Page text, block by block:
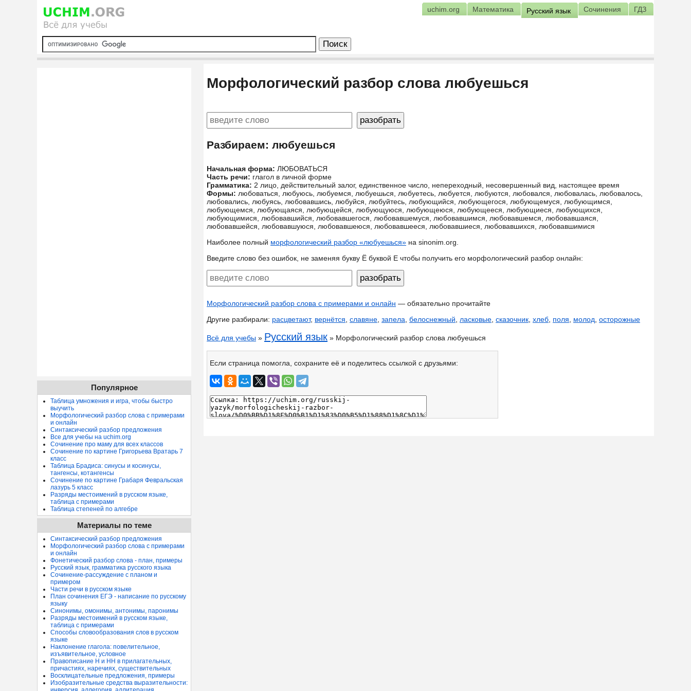
uchim.org Математика Русский язык Сочинения ГДЗ
Морфологический разбор слова любуешься
Разбираем: любуешься
Начальная форма: ЛЮБОВАТЬСЯ
Часть речи: глагол в личной форме
Грамматика: 2 лицо, действительный залог, единственное число, непереходный, несовершенный вид, настоящее время
Формы: любоваться, любуюсь, любуемся, любуешься, любуетесь, любуется, любуются, любовался, любовалась, любовалось,
любовались, любуясь, любовавшись, любуйся, любуйтесь, любующийся, любующегося, любующемуся, любующимся,
любующемся, любующаяся, любующейся, любующуюся, любующеюся, любующееся, любующиеся, любующихся,
любующимися, любовавшийся, любовавшегося, любовавшемуся, любовавшимся, любовавшемся, любовавшаяся,
любовавшейся, любовавшуюся, любовавшеюся, любовавшееся, любовавшиеся, любовавшихся, любовавшимися
Наиболее полный морфологический разбор «любуешься» на sinonim.org.
Введите слово без ошибок, не заменяя букву Ё буквой Е чтобы получить его морфологический разбор онлайн:
Морфологический разбор слова с примерами и онлайн — обязательно прочитайте
Другие разбирали: расцветают, вернётся славяне запела белоснежный ласковые сказочник хлеб поля молод осторожные
Всё для учебы » Русский язык » Морфологический разбор слова любуешься
Если страница помогла, сохраните её и поделитесь ссылкой с друзьями:
Популярное
Таблица умножения и игра, чтобы быстро
выучить
Морфологический разбор слова с примерами
и онлайн
Синтаксический разбор предложения
Все для учебы на uchim.org
Сочинение про маму для всех классов
Сочинение по картине Григорьева Вратарь 7
класс
Таблица Брадиса: синусы и косинусы,
тангенсы, котангенсы
Сочинение по картине Грабаря Февральская
лазурь 5 класс
Разряды местоимений в русском языке,
таблица с примерами
Таблица степеней по алгебре
Материалы по теме
Синтаксический разбор предложения
Морфологический разбор слова с примерами
и онлайн
Фонетический разбор слова - план, примеры
Русский язык, грамматика русского языка
Сочинение-рассуждение с планом и
примером
Части речи в русском языке
План сочинения ЕГЭ - написание по русскому
языку
Синонимы, омонимы, антонимы, паронимы
Разряды местоимений в русском языке,
таблица с примерами
Способы словообразования слов в русском
языке
Наклонение глагола: повелительное,
изъявительное, условное
Правописание Н и НН в прилагательных,
причастиях, наречиях, существительных
Восклицательные предложения, примеры
Изобразительные средства выразительности: